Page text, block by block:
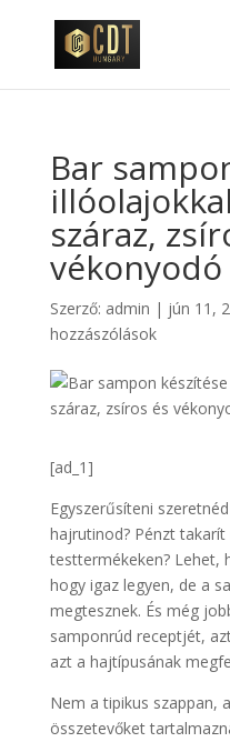
Bar
száraz,
Szerző: admin | jún 11,
hozzászólások
[ad_1]
Egyszerűsíteni
hajrutinod? Pénzt
testtermékeken? Lehet,
hogy igaz legyen, de a
megtesznek. És még
samponrúd receptjét,
azt a hajtípusának
Nem a tipikus szappan,
összetevőket